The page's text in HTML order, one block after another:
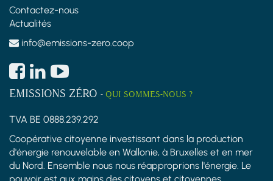
Contactez-nous
Actualités
info@emissions-zero.coop
EMISSIONS ZÉRO - QUI SOMMES-NOUS ?
TVA BE 0888.239.292
Coopérative citoyenne investissant dans la production
d'énergie renouvelable en Wallonie, à Bruxelles et en mer
du Nord. Ensemble nous nous réapproprions l'énergie. Le